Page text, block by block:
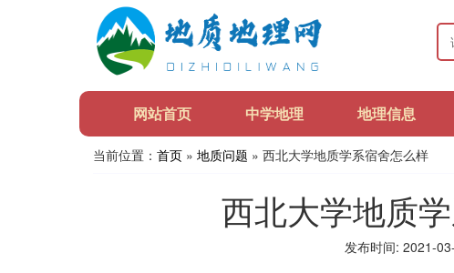
网站首页 中学地理 地理信息
当前位置： 首页 » 地质问题 » 西北大学地质学系宿舍怎么样
西北大学地质
发布时间: 2021-